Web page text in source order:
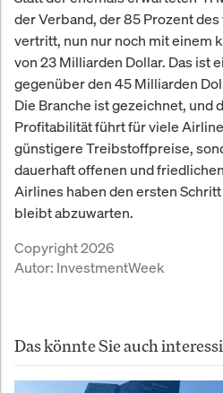
der Verband, der 85 Prozent
vertritt, nun nur noch mit einem
von 23 Milliarden Dollar. Das ist
gegenüber den 45 Milliarden
Die Branche ist gezeichnet, und
Profitabilität führt für viele
günstigere Treibstoffpreise,
dauerhaft offenen und
Airlines haben den ersten
bleibt abzuwarten.
Copyright 2026
Autor: InvestmentWeek
Das könnte Sie auch